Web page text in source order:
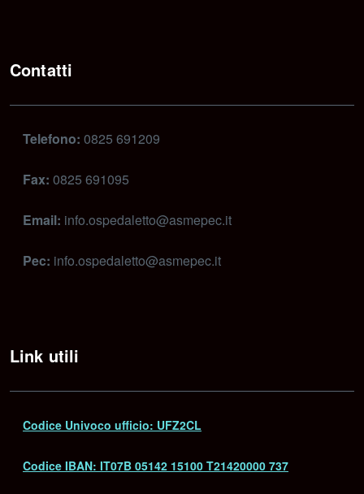
Contatti
Telefono: 0825 691209
Fax: 0825 691095
Email: info.ospedaletto@asmepec.it
Pec: info.ospedaletto@asmepec.it
Link utili
Codice Univoco ufficio: UFZ2CL
Codice IBAN: IT07B 05142 15100 T21420000 737